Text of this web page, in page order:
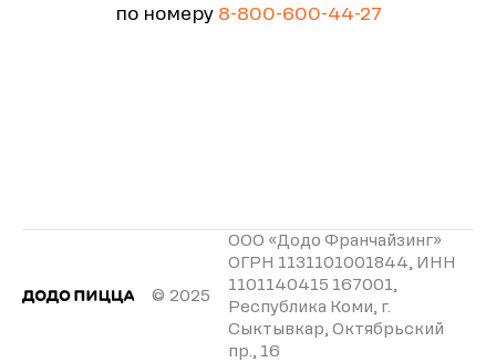
по номеру 8-800-600-44-27
© 2025
ООО «Додо Франчайзинг»
ОГРН 1131101001844, ИНН
1101140415 167001,
Республика Коми, г.
Сыктывкар, Октябрьский
пр., 16